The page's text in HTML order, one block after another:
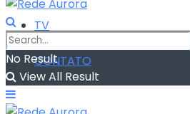
TV
CONTATO
No Result
View All Result